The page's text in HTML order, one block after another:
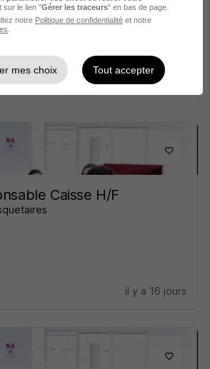
760 - 1 801,80 € / mois
il y a 25 jours
Caisse H/F
il y a 16 jours
sur le lien "Gérer les traceurs" en bas de page.
notre Politique de confidentialité et notre
mes choix Tout accepter